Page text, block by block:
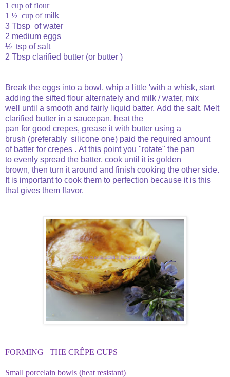
1 cup of flour
1 ½ cup of milk
3 Tbsp of water
2 medium eggs
½ tsp of salt
2 Tbsp clarified butter (or butter )
Break the eggs into a bowl , whip a little 'with a whisk, start
adding the sifted flour alternately and milk / water, mix
well
until a smooth and fairly liquid batter. Add the salt. Melt
clarified butter in a saucepan, heat the
pan for good crepes, grease it with butter using a
brush (preferably silicone one) paid the required amount
of batter for crepes . At this point you "rotate" the pan
to evenly spread the batter, cook until it is golden
brown, then turn it around and finish cooking the other side.
It is important to cook them to perfection because it is this
that gives them flavor.
FORMING THE CRÊPE CUPS
Small porcelain bowls (heat resistant)